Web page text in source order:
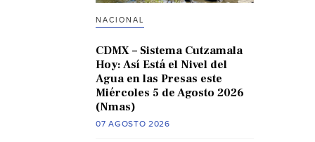
NACIONAL
CDMX – Sistema Cutzamala
Hoy: Así Está el Nivel del
Agua en las Presas este
Miércoles 5 de Agosto 2026
(Nmas)
07 AGOSTO 2026